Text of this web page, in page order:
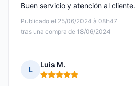
Publicado el 25/06/2024 à 08h47
tras una compra de 18/06/2024
Buen servicio y atención al cliente.
L
Luis M.
Nota: 5 de 5